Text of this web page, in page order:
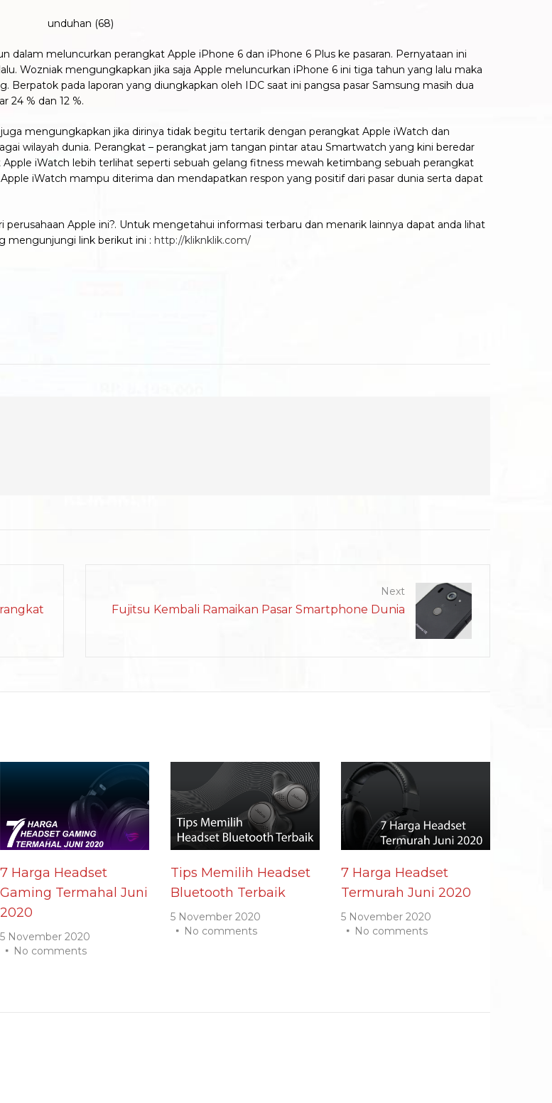
dalam meluncurkan perangkat Apple iPhone 6 dan iPhone 6 Plus ke pasaran. Pernyataan ini
Wozniak mengungkapkan jika saja Apple meluncurkan iPhone 6 ini tiga tahun yang lalu maka
pada laporan yang diungkapkan oleh IDC saat ini pangsa pasar Samsung masih dua
24 % dan 12 %.
mengungkapkan jika dirinya tidak begitu tertarik dengan perangkat Apple iWatch dan
wilayah dunia. Perangkat – perangkat jam tangan pintar atau Smartwatch yang kini beredar
iWatch lebih terlihat seperti sebuah gelang fitness mewah ketimbang sebuah perangkat
iWatch mampu diterima dan mendapatkan respon yang positif dari pasar dunia serta dapat
Apple ini?. Untuk mengetahui informasi terbaru dan menarik lainnya dapat anda lihat
mengunjungi link berikut ini : http://kliknklik.com/
Next
Fujitsu Kembali Ramaikan Pasar Smartphone Dunia
7 Harga Headset
Gaming Termahal Juni
2020
5 November 2020
No comments
Tips Memilih Headset
Bluetooth Terbaik
5 November 2020
No comments
7 Harga Headset
Termurah Juni 2020
5 November 2020
No comments